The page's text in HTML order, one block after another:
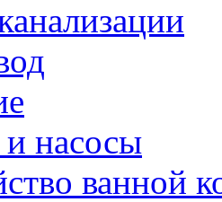
насосы
ванной